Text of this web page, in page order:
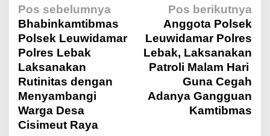
N
a
v
i
Pos sebelumnya
Bhabinkamtibmas
Polsek Leuwidamar
Polres Lebak
Laksanakan
Rutinitas dengan
Menyambangi
Warga Desa
Cisimeut Raya
Pos berikutnya
Anggota Polsek
Leuwidamar Polres
Lebak, Laksanakan
Patroli Malam Hari
Guna Cegah
Adanya Gangguan
Kamtibmas